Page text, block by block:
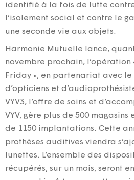
identifié à la fois de lutte
l’isolement social et contre le
une seconde vie aux objets.
Harmonie Mutuelle lance,
novembre prochain,
Friday », en partenariat avec
d’opticiens et
VYV3, l’offre de soins et
VYV, gère plus de 500 magasins
de 1150 implantations. Cette
prothèses auditives viendra
lunettes. L’ensemble des
récupérés, sur un mois, seront